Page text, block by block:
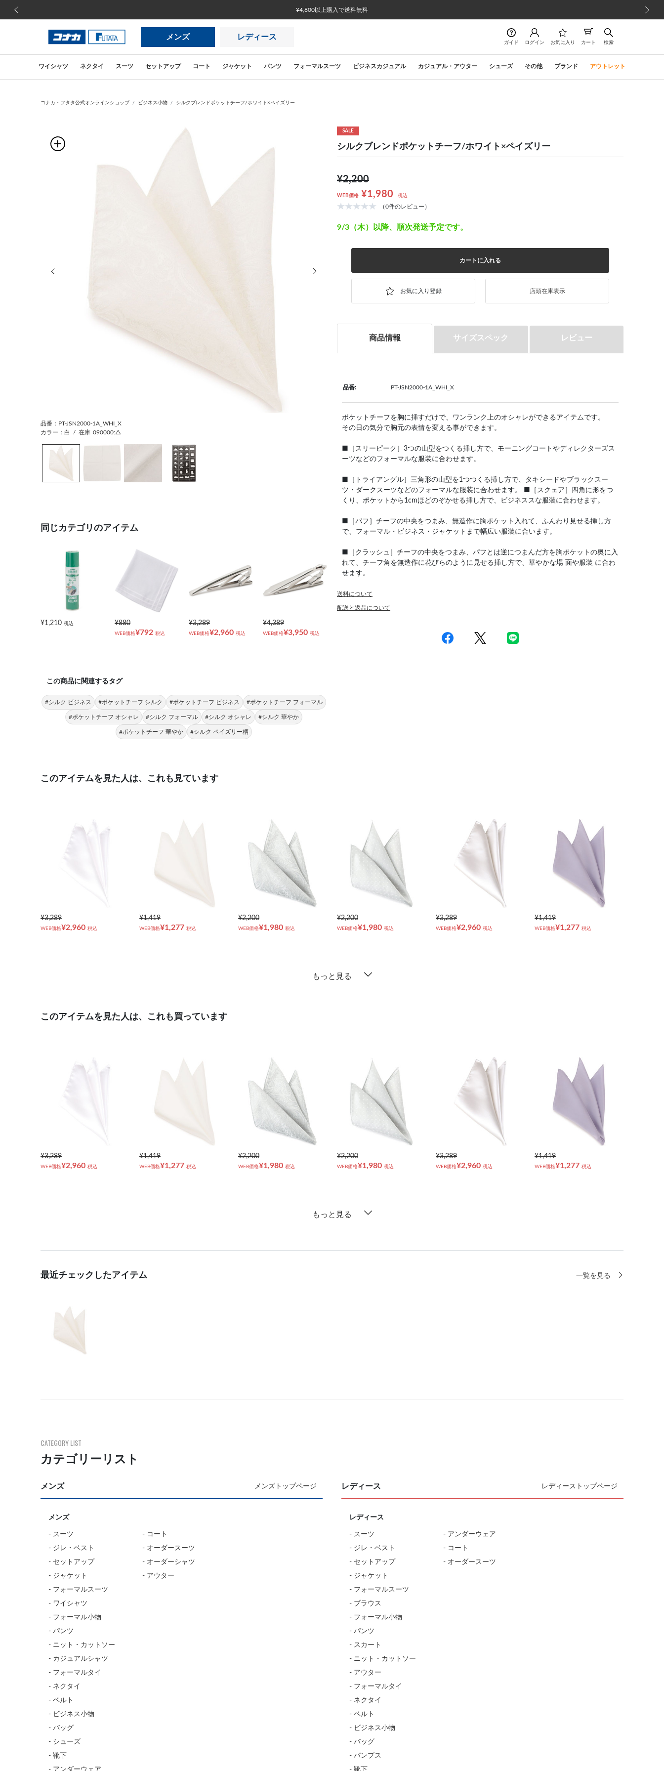
¥4,800以上購入で送料無料
メンズ レディース
ガイド ログイン お気に入り カート 検索
ワイシャツ ネクタイ スーツ セットアップ コート ジャケット パンツ フォーマルスーツ ビジネスカジュアル カジュアル・アウター シューズ その他 ブランド アウトレット
コナカ・フタタ公式オンラインショップ ビジネス小物 シルクブレンドポケットチーフ/ホワイト×ペイズリー
品番：PT-JSN2000-1A_WHI_X
カラー：白
/ 在庫 090000:△
同じカテゴリのアイテム
¥1,210 税込 ¥880
WEB価格¥792 税込
¥3,289
WEB価格¥2,960 税込
¥4,389
WEB価格¥3,950 税込
この商品に関連するタグ
#シルク ビジネス #ポケットチーフ シルク #ポケットチーフ ビジネス #ポケットチーフ フォーマル
#ポケットチーフ オシャレ #シルク フォーマル #シルク オシャレ #シルク 華やか
#ポケットチーフ 華やか #シルク ペイズリー柄
SALE
シルクブレンドポケットチーフ/ホワイト×ペイズリー
¥2,200
WEB価格 ¥1,980 税込
（0件のレビュー）
9/3（木）以降、順次発送予定です。
カートに入れる
店頭在庫表示
商品情報 サイズスペック レビュー
品番: PT-JSN2000-1A_WHI_X
ポケットチーフを胸に挿すだけで、ワンランク上のオシャレができるアイテムです。
その日の気分で胸元の表情を変える事ができます。
■［スリーピーク］3つの山型をつくる挿し方で、モーニングコートやディレクターズス
ーツなどのフォーマルな服装に合わせます。
■［トライアングル］三角形の山型を1つつくる挿し方で、タキシードやブラックスー
ツ・ダークスーツなどのフォーマルな服装に合わせます。 ■［スクェア］四角に形をつ
くり、ポケットから1cmほどのぞかせる挿し方で、ビジネススな服装に合わせます。
■［パフ］チーフの中央をつまみ、無造作に胸ポケット入れて、ふんわり見せる挿し方
で、フォーマル・ビジネス・ジャケットまで幅広い服装に合います。
■［クラッシュ］チーフの中央をつまみ、パフとは逆につまんだ方を胸ポケットの奥に入
れて、チーフ角を無造作に花びらのように見せる挿し方で、華やかな場 面や服装 に合わ
せます。
送料について
配送と返品について
このアイテムを見た人は、これも見ています
¥3,289
WEB価格¥2,960 税込
¥1,419
WEB価格¥1,277 税込
¥2,200
WEB価格¥1,980 税込
¥2,200
WEB価格¥1,980 税込
¥3,289
WEB価格¥2,960 税込
¥1,419
WEB価格¥1,277 税込
もっと見る
このアイテムを見た人は、これも買っています
¥3,289
WEB価格¥2,960 税込
¥1,419
WEB価格¥1,277 税込
¥2,200
WEB価格¥1,980 税込
¥2,200
WEB価格¥1,980 税込
¥3,289
WEB価格¥2,960 税込
¥1,419
WEB価格¥1,277 税込
もっと見る
最近チェックしたアイテム 一覧を見る
CATEGORY LIST
カテゴリーリスト
メンズ メンズトップページ
メンズ
- スーツ
- ジレ・ベスト
- セットアップ
- ジャケット
- フォーマルスーツ
- ワイシャツ
- フォーマル小物
- パンツ
- ニット・カットソー
- カジュアルシャツ
- フォーマルタイ
- ネクタイ
- ベルト
- ビジネス小物
- バッグ
- シューズ
- 靴下
- アンダーウェア
- コート
- オーダースーツ
- オーダーシャツ
- アウター
レディース レディーストップページ
レディース
- スーツ
- ジレ・ベスト
- セットアップ
- ジャケット
- フォーマルスーツ
- ブラウス
- フォーマル小物
- パンツ
- スカート
- ニット・カットソー
- アウター
- フォーマルタイ
- ネクタイ
- ベルト
- ビジネス小物
- バッグ
- パンプス
- 靴下
- アンダーウェア
- コート
- オーダースーツ